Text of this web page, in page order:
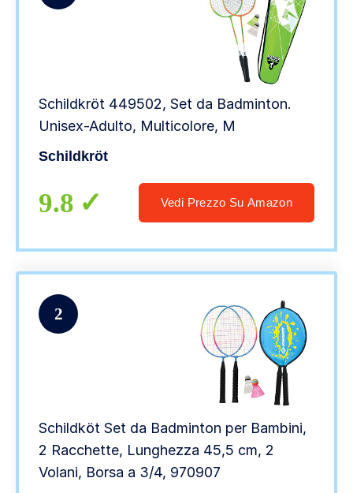
Schildkröt 449502, Set da Badminton.
Unisex-Adulto, Multicolore, M
Schildkröt
9.8 Vedi Prezzo Su Amazon
2
Schildköt Set da Badminton per Bambini,
2 Racchette, Lunghezza 45,5 cm, 2
Volani, Borsa a 3/4, 970907